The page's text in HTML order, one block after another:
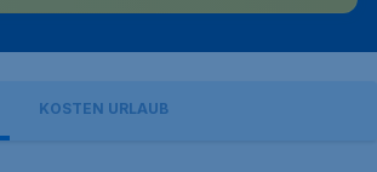
KOSTEN URLAUB